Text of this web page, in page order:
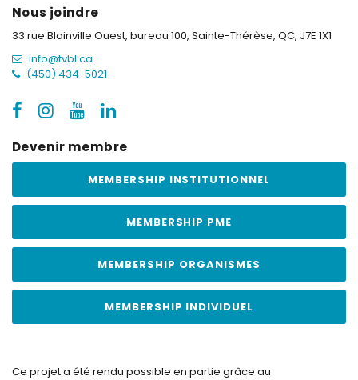
Nous joindre
33 rue Blainville Ouest, bureau 100, Sainte-Thérèse, QC, J7E 1X1
info@tvbl.ca
(450) 434-5021
Devenir membre
MEMBERSHIP INSTITUTIONNEL
MEMBERSHIP PME
MEMBERSHIP ORGANISMES
MEMBERSHIP INDIVIDUEL
Ce projet a été rendu possible en partie grâce au